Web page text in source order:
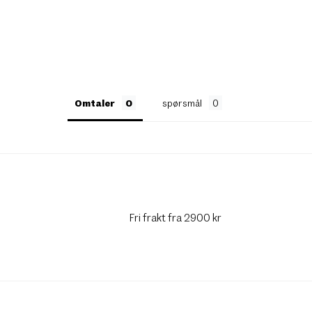
Omtaler spørsmål
Fri frakt fra 2900 kr